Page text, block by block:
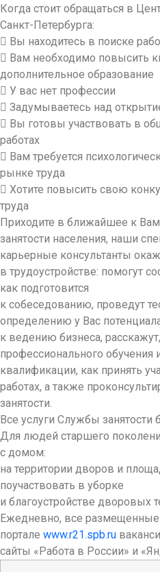
Когда стоит обращаться в
Санкт-Петербурга:
​ Вы находитесь в поиске
​ Вам необходимо повысить
дополнительное образование
​ У вас нет профессии
​ Задумываетесь над
​ Вы готовы участвовать в
работах
​ Вам требуется
рынке труда
​ Хотите повысить свою
труда
Приходите в ближайшее к Вам
занятости населения, наши
карьерные консультанты
в трудоустройстве: помогут
как подготовится
к собеседованию, проведут
определению у Вас
к ведению бизнеса,
профессионального
квалификации, как принять
работах, а также
занятости.
Все услуги Службы занятости
Для людей старшего
с домом:
на территории дворов и
поучаствовать в уборке
и благоустройстве дворовых
Ежедневно, все размещенные
портале www.r21.spb.ru
сайты «Работа в России» и